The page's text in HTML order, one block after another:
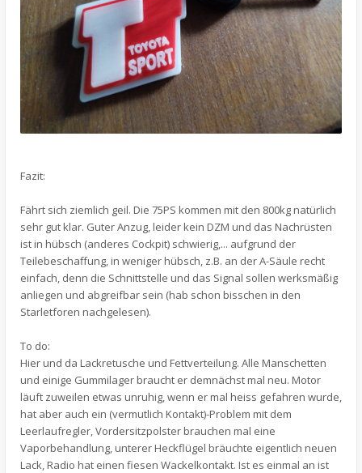
Fazit:
Fährt sich ziemlich geil. Die 75PS kommen mit den 800kg natürlich
sehr gut klar. Guter Anzug, leider kein DZM und das Nachrüsten
ist in hübsch (anderes Cockpit) schwierig,... aufgrund der
Teilebeschaffung, in weniger hübsch, z.B. an der A-Säule recht
einfach, denn die Schnittstelle und das Signal sollen werksmäßig
anliegen und abgreifbar sein (hab schon bisschen in den
Starletforen nachgelesen).
To do:
Hier und da Lackretusche und Fettverteilung. Alle Manschetten
und einige Gummilager braucht er demnächst mal neu. Motor
läuft zuweilen etwas unruhig, wenn er mal heiss gefahren wurde,
hat aber auch ein (vermutlich Kontakt)-Problem mit dem
Leerlaufregler, Vordersitzpolster brauchen mal eine
Vaporbehandlung, unterer Heckflügel bräuchte eigentlich neuen
Lack, Radio hat einen fiesen Wackelkontakt. Ist es einmal an ist